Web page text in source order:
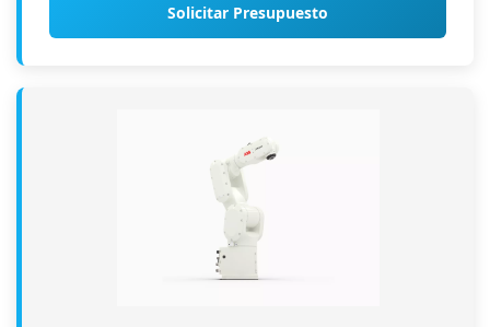
Solicitar Presupuesto